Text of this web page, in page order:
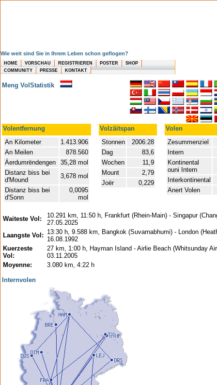
Wie weit sind Sie in Ihrem Leben schon geflogen?
HOME VORSCHAU REGISTRIEREN POSTER
SHOP
COMMUNITY
PRESSE KONTAKT
Meng VolStatistik
Volentfernung Volzäitspan
Volen
An Kilometer
1.413.906
An Meilen
878.560
Äerdumrëndengen
35,28 mol
Distanz biss bei
d'Mound
3,678 mol
Distanz biss bei
d'Sonn
0,0095
mol
Stonnen
2006:28
Dag
83,6
Wochen
11,9
Mount
2,79
Joër
0,229
Zesummenziel
Intern
Kontinental
ouni Intern
Interkontinental
Anert Volen
Waiteste Vol:
10.291 km, 11:50 h, Frankfurt (Rhein-Main) - Singapur
27.05.2025
Laangste Vol: 13:30 h, 9.588 km, Bangkok (Suvarnabhumi) - London
16.08.1992
Kuerzeste
Vol:
27 km, 1:00 h, Hayman Island - Airlie Beach (Whitsunday
03.11.2005
Moyenne:
3.080 km, 4:22 h
Internvolen